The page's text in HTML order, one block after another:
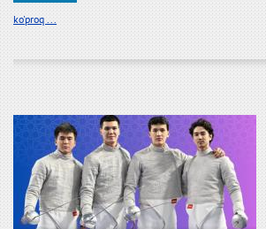
ko'proq ...